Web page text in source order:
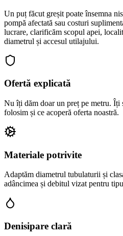
Un puț făcut greșit poate însemna
pompă afectată sau costuri
lucrare, clarificăm scopul apei,
diametrul și accesul utilajului.
Ofertă explicată
Nu îți dăm doar un preț pe metru. Îți
folosim și ce acoperă oferta noastră.
Materiale potrivite
Adaptăm diametrul tubulaturii și
adâncimea și debitul vizat pentru
Denisipare clară